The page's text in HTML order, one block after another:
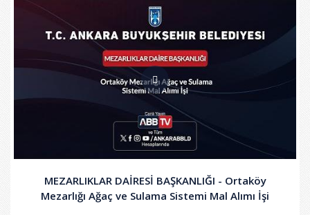
MEZARLIKLAR DAİRESİ BAŞKANLIĞI - Ortaköy
Mezarlığı Ağaç ve Sulama Sistemi Mal Alımı İşi